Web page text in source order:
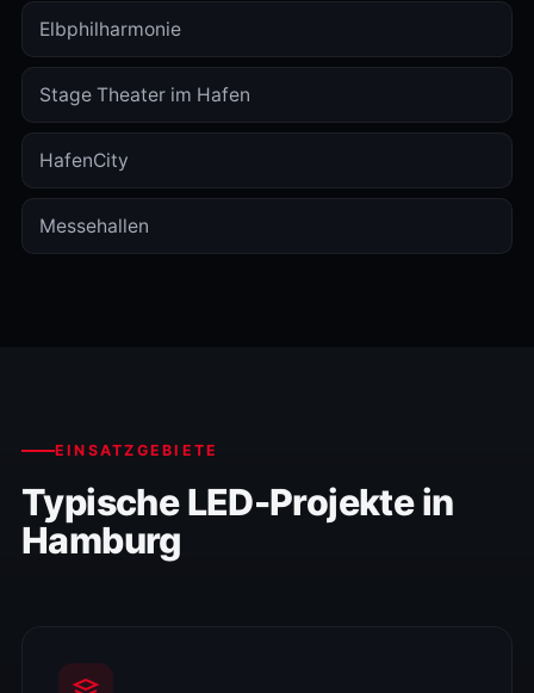
Elbphilharmonie
Stage Theater im Hafen
HafenCity
Messehallen
EINSATZGEBIETE
Typische LED-Projekte in
Hamburg